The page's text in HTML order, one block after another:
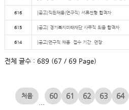
616 [공고]직원채용(연구직) 서류전형 합격자
615 [공고] 경기복지미래재단 사무직 최종 합격자
614 [공고]연구직 채용 접수 기간 연장
전체 글수 : 689 (67 / 69 Page)
60 61 62 63 64